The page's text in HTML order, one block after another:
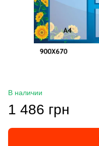
В наличии
1 486 грн